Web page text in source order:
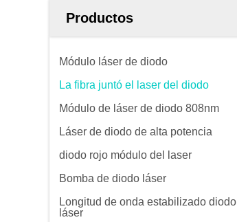
Productos
Módulo láser de diodo
La fibra juntó el laser del diodo
Módulo de láser de diodo 808nm
Láser de diodo de alta potencia
diodo rojo módulo del laser
Bomba de diodo láser
Longitud de onda estabilizado diodo
láser